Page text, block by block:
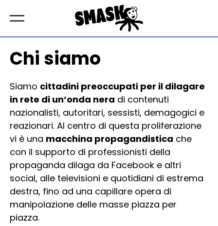
Chi siamo
Siamo cittadini preoccupati per il dilagare
in rete di un’onda nera di contenuti
nazionalisti, autoritari, sessisti, demagogici e
reazionari. Al centro di questa proliferazione
vi è una macchina propagandistica che
con il supporto di professionisti della
propaganda dilaga da Facebook e altri
social, alle televisioni e quotidiani di estrema
destra, fino ad una capillare opera di
manipolazione delle masse piazza per
piazza.